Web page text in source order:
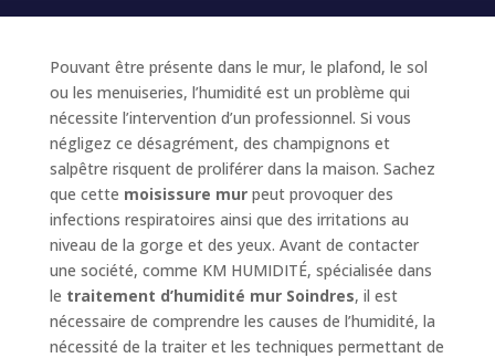
Pouvant être présente dans le mur, le plafond, le sol
ou les menuiseries, l’humidité est un problème qui
nécessite l’intervention d’un professionnel. Si vous
négligez ce désagrément, des champignons et
salpêtre risquent de proliférer dans la maison. Sachez
que cette moisissure murpeut provoquer des
infections respiratoires ainsi que des irritations au
niveau de la gorge et des yeux. Avant de contacter
une société, comme KM HUMIDITÉ, spécialisée dans
le traitement d’humidité mur Soindres, il est
nécessaire de comprendre les causes de l’humidité, la
nécessité de la traiter et les techniques permettant de